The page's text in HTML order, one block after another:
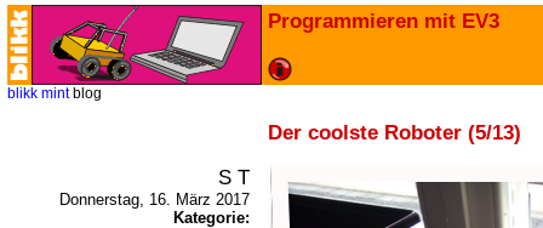
Programmieren mit EV3
blikk mint blog
Der coolste Roboter (5/13)
S T
Donnerstag, 16. März 2017
Kategorie: